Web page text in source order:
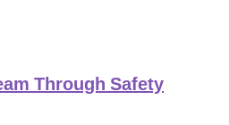
Through Safety